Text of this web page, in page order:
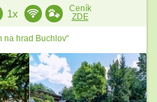
1x
Ceník
ZDE
na hrad Buchlov“